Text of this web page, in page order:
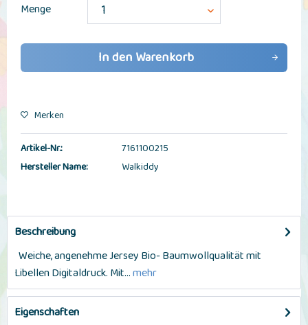
Menge
In den Warenkorb
Merken
Artikel-Nr.:
7161100215
Hersteller Name:
Walkiddy
Beschreibung
Weiche, angenehme Jersey Bio- Baumwollqualität mit
Libellen Digitaldruck. Mit...mehr
Eigenschaften